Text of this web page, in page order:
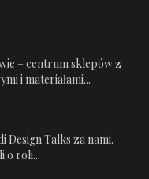
– centrum sklepów z
i materiałami...
Design Talks za nami.
o roli...